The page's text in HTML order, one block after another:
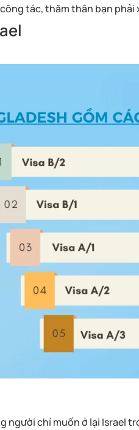
tác, thăm thân bạn phải
người chỉ muốn ở lại Israel